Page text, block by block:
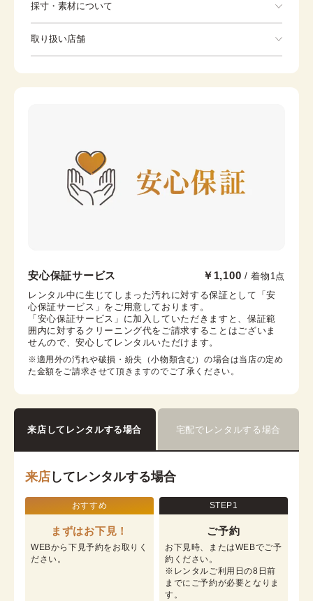
こ数年は卒業式での袴姿に二尺袖の小紋を合わせることが
多くなりました。こちらの小紋は白地なので合わせる袴の
色は幅広く選べます。着物に使われている色の袴はすべて
合いますし、紺や赤などの使われていない色の袴もなじみ
ます。着物としてもお召しいただけます。
※着付けに必要な一式をすべて含みます。
着物
バッグ 足袋
伊達襟
採寸・素材について
身丈 163cm
取り扱い店舗
大阪市中央区心斎橋筋2-3-27 心央ビル3階
営業時間： 11:00~ 19:00
着付け最終受付時間：18:00
返却締め切り時間：18:30
安心保証サービス ￥1,100 / 着物1点
レンタル中に生じてしまった汚れに対する保証として「安
心保証サービス」をご用意しております。
「安心保証サービス」に加入していただきますと、保証範
囲内に対するクリーニング代をご請求することはございま
せんので、安心してレンタルいただけます。
※適用外の汚れや破損・紛失（小物類含む）の場合は当店の定め
た金額をご請求させて頂きますのでご了承ください。
来店してレンタルする場合 宅配でレンタルする場合
来店 してレンタルする場合
おすすめ
まずはお下見！
WEBから下見予約をお取りく
ださい。
STEP1
ご予約
お下見時、またはWEBでご予
約ください。
※レンタルご利用日の8日前
までにご予約が必要となりま
す。